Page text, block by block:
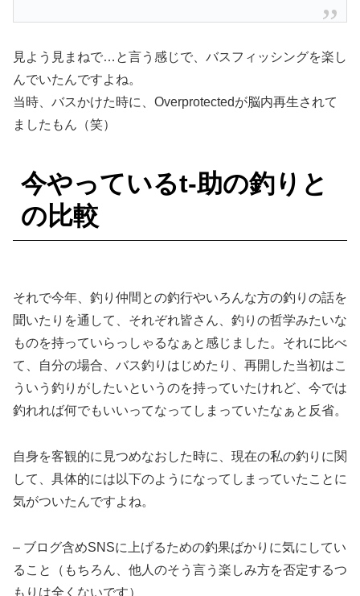
見よう見まねで…と言う感じで、バスフィッシングを楽し
んでいたんですよね。
当時、バスかけた時に、Overprotectedが脳内再生されて
ましたもん（笑）
今やっているt-助の釣りと
の比較
それで今年、釣り仲間との釣行やいろんな方の釣りの話を
聞いたりを通して、それぞれ皆さん、釣りの哲学みたいな
ものを持っていらっしゃるなぁと感じました。それに比べ
て、自分の場合、バス釣りはじめたり、再開した当初はこ
ういう釣りがしたいというのを持っていたけれど、今では
釣れれば何でもいいってなってしまっていたなぁと反省。
自身を客観的に見つめなおした時に、現在の私の釣りに関
して、具体的には以下のようになってしまっていたことに
気がついたんですよね。
– ブログ含めSNSに上げるための釣果ばかりに気にしてい
ること（もちろん、他人のそう言う楽しみ方を否定するつ
もりは全くないです）